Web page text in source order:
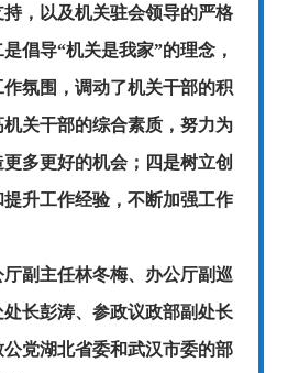
，以及机关驻会领导的严格
倡导“机关是我家”的理念，
氛围，调动了机关干部的积
关干部的综合素质，努力为
多更好的机会；四是树立创
升工作经验，不断加强工作
主任林冬梅、办公厅副巡
长彭涛、参政议政部副处长
党湖北省委和武汉市委的部